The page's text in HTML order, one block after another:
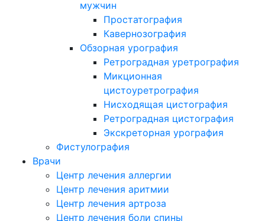
мужчин
Простатография
Кавернозография
Обзорная урография
Ретроградная уретрография
Микционная
цистоуретрография
Нисходящая цистография
Ретроградная цистография
Экскреторная урография
Фистулография
Врачи
Центр лечения аллергии
Центр лечения аритмии
Центр лечения артроза
Центр лечения боли спины